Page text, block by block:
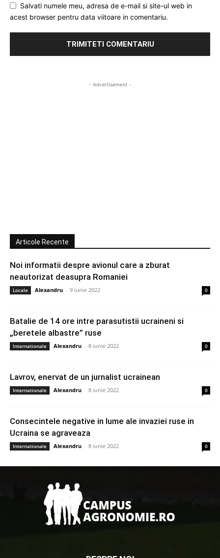
Salvati numele meu, adresa de e-mail si site-ul web in
acest browser pentru data viitoare in comentariu.
- Advertisement -
Articole Recente
Noi informatii despre avionul care a zburat
neautorizat deasupra Romaniei
Locale Alexandru - 9 iunie 2022 0
Batalie de 14 ore intre parasutistii ucraineni si
„beretele albastre” ruse
Internationale Alexandru - 8 iunie 2022 0
Lavrov, enervat de un jurnalist ucrainean
Internationale Alexandru - 8 iunie 2022 0
Consecintele negative in lume ale invaziei ruse in
Ucraina se agraveaza
Internationale Alexandru - 8 iunie 2022 0